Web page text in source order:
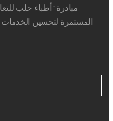
مبادرة “أطباء حلب
المستمرة لتحسين